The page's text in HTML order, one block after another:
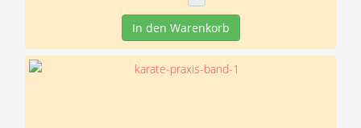
In den Warenkorb